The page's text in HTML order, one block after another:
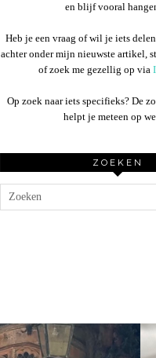
en blijf vooral
Heb je een vraag of wil je iets
achter onder mijn nieuwste artikel,
of zoek me gezellig op via
Op zoek naar iets specifieks? De
helpt je meteen op
ZOEKEN